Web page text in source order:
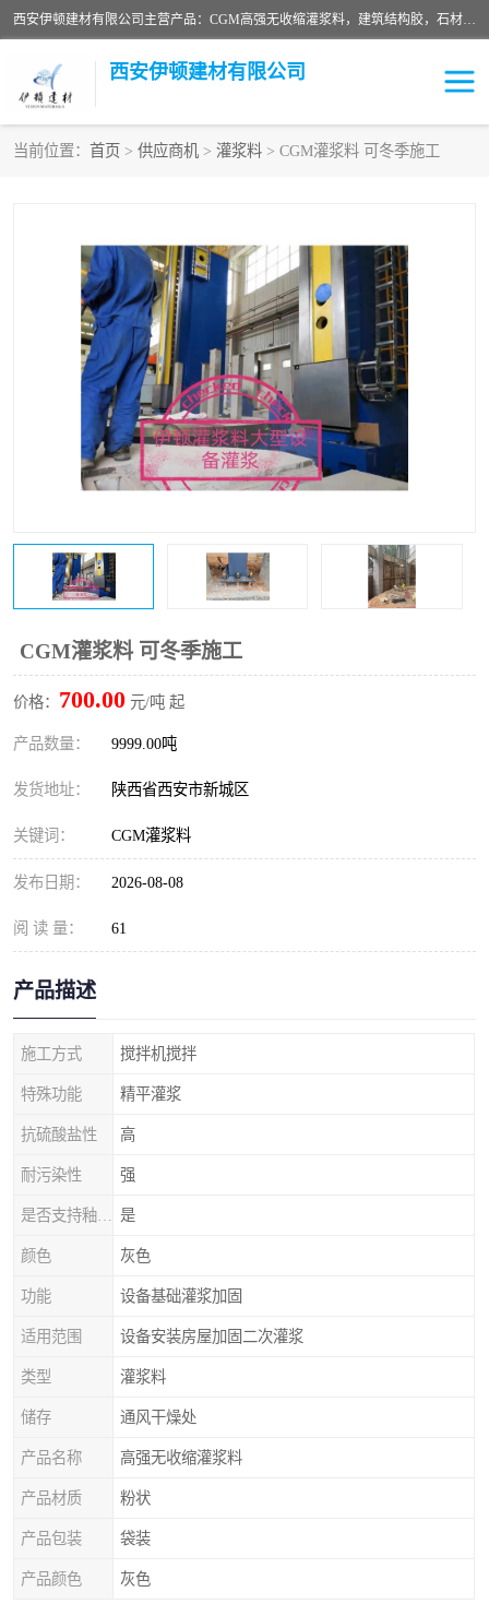
西安伊顿建材有限公司主营产品：CGM高强无收缩灌浆料，建筑结构胶，石材粘合剂，柔性防水材料，环氧修补砂浆等在各个行业得到了客户认可。
西安伊顿建材有限公司
当前位置： 首页 > 供应商机 > 灌浆料 > CGM灌浆料 可冬季施工
CGM灌浆料 可冬季施工
价格： 700.00 元/吨 起
产品数量： 9999.00吨
发货地址： 陕西省西安市新城区
关键词： CGM灌浆料
发布日期： 2026-08-08
阅 读 量： 61
产品描述
施工方式 搅拌机搅拌
特殊功能 精平灌浆
抗硫酸盐性 高
耐污染性 强
是
颜色 灰色
功能 设备基础灌浆加固
适用范围 设备安装房屋加固二次灌浆
类型 灌浆料
储存 通风干燥处
产品名称 高强无收缩灌浆料
产品材质 粉状
产品包装 袋装
产品颜色 灰色
环氧砂浆 修补砂浆
自流平水泥 水泥路面修补材料
瓷砖粘合剂 沥青冷补料
高延性混凝土 速凝剂
碳纤维布 金刚砂
碳布胶 加固砂浆
融雪剂